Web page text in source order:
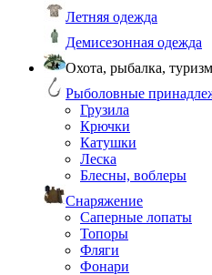
Летняя одежда
Демисезонная одежда
Охота, рыбалка, туризм
Рыболовные
Грузила
Крючки
Катушки
Леска
Блесны, воблеры
Снаряжение
Саперные лопаты
Топоры
Фляги
Фонари